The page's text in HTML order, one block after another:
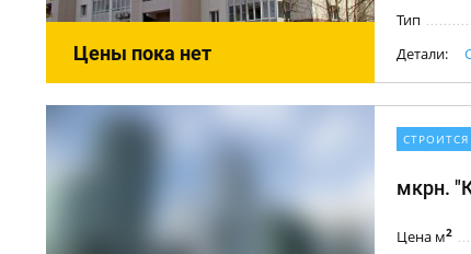
Цены пока нет
Тип
Детали:
СТРОИТСЯ
мкрн.
Цена м2